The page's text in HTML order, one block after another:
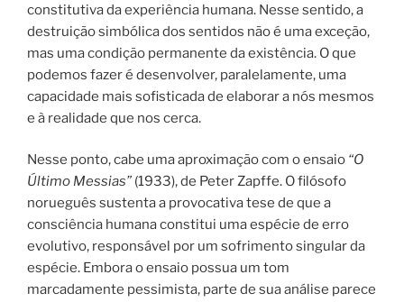
constitutiva da experiência humana. Nesse sentido, a
destruição simbólica dos sentidos não é uma exceção,
mas uma condição permanente da existência. O que
podemos fazer é desenvolver, paralelamente, uma
capacidade mais sofisticada de elaborar a nós mesmos
e à realidade que nos cerca.
Nesse ponto, cabe uma aproximação com o ensaio “O
Último Messias” (1933), de Peter Zapffe. O filósofo
norueguês sustenta a provocativa tese de que a
consciência humana constitui uma espécie de erro
evolutivo, responsável por um sofrimento singular da
espécie. Embora o ensaio possua um tom
marcadamente pessimista, parte de sua análise parece